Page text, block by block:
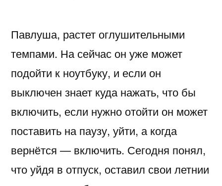
Павлуша, растет оглушительными
темпами. На сейчас он уже может
подойти к ноутбуку, и если он
выключен знает куда нажать, что бы
включить, если нужно отойти он может
поставить на паузу, уйти, а когда
вернётся — включить. Сегодня понял,
что уйдя в отпуск, оставил свои летнии